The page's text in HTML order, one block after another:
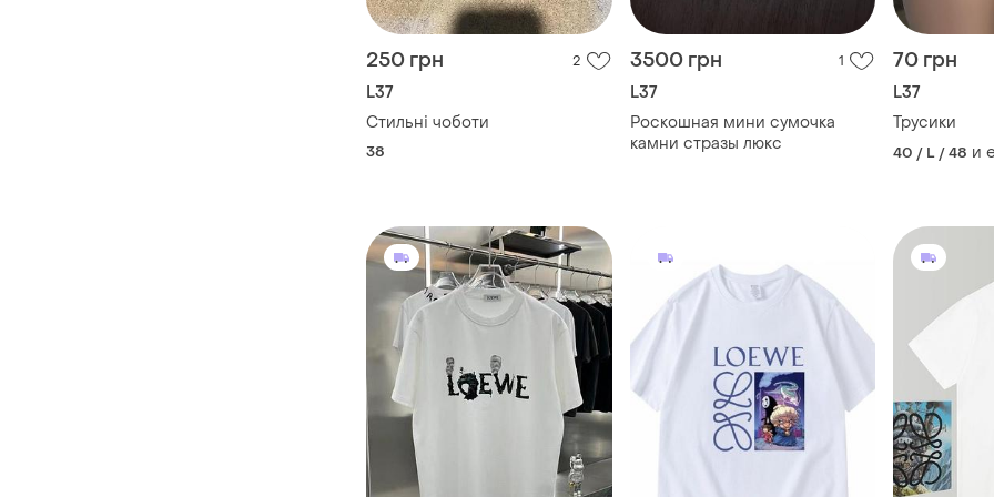
250 грн 2
L37
Стильні чоботи
38
3500 грн 1
L37
Роскошная мини сумочка
камни стразы люкс
70 грн
L37
Трусики
40 / L / 48 и